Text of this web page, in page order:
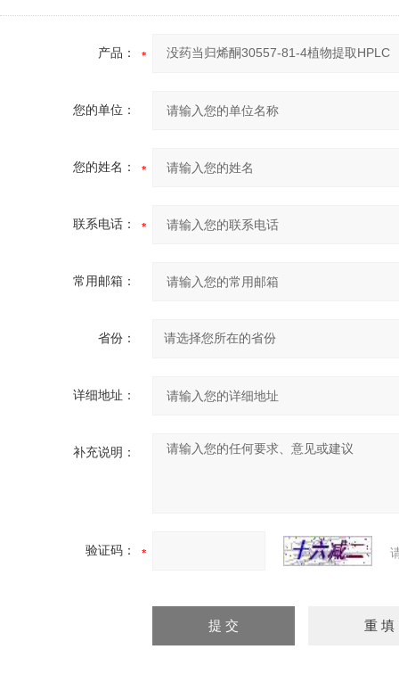
产品：
您的单位：
您的姓名：
联系电话：
常用邮箱：
省份：
详细地址：
补充说明：
验证码：